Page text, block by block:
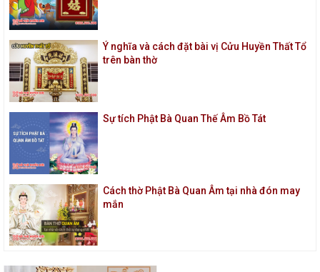
Ý nghĩa và cách đặt bài vị Cửu Huyền Thất Tổ
trên bàn thờ
Sự tích Phật Bà Quan Thế Âm Bồ Tát
Cách thờ Phật Bà Quan Âm tại nhà đón may
mắn